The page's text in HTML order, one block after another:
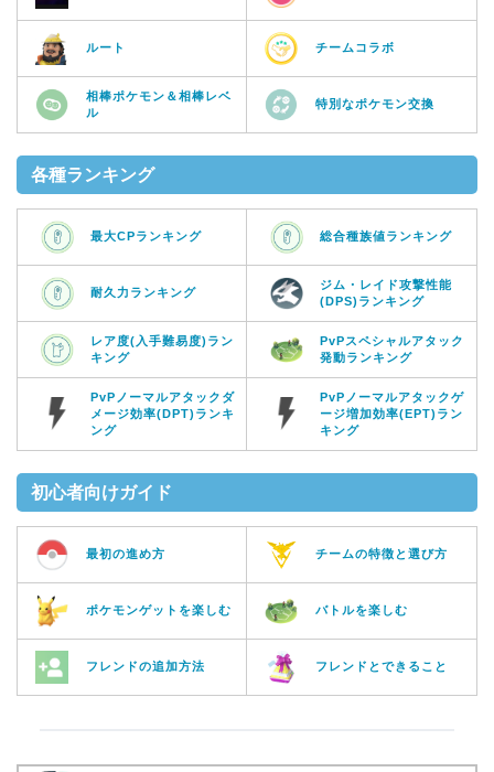
ルート チームコラボ
相棒ポケモン＆相棒レベ
ル
特別なポケモン交換
各種ランキング
最大CPランキング 総合種族値ランキング
耐久力ランキング
ジム・レイド攻撃性能
(DPS)ランキング
レア度(入手難易度)ラン
キング
PvPスペシャルアタック
発動ランキング
PvPノーマルアタックダ
メージ効率(DPT)ランキ
ング
PvPノーマルアタックゲ
ージ増加効率(EPT)ラン
キング
初心者向けガイド
最初の進め方 チームの特徴と選び方
ポケモンゲットを楽しむ バトルを楽しむ
フレンドの追加方法 フレンドとできること